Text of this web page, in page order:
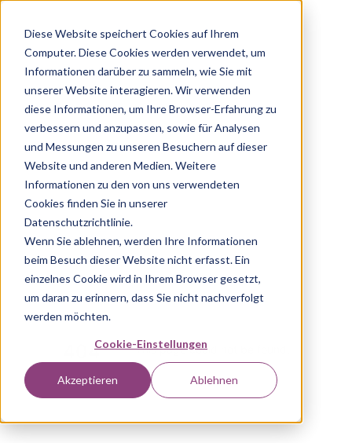
Diese Website speichert Cookies auf Ihrem
Computer. Diese Cookies werden verwendet, um
Informationen darüber zu sammeln, wie Sie mit
unserer Website interagieren. Wir verwenden
diese Informationen, um Ihre Browser-Erfahrung zu
verbessern und anzupassen, sowie für Analysen
und Messungen zu unseren Besuchern auf dieser
Website und anderen Medien. Weitere
Informationen zu den von uns verwendeten
Cookies finden Sie in unserer
Datenschutzrichtlinie.
Wenn Sie ablehnen, werden Ihre Informationen
beim Besuch dieser Website nicht erfasst. Ein
einzelnes Cookie wird in Ihrem Browser gesetzt,
um daran zu erinnern, dass Sie nicht nachverfolgt
werden möchten.
Cookie-Einstellungen
Akzeptieren Ablehnen
404 This page could not be found